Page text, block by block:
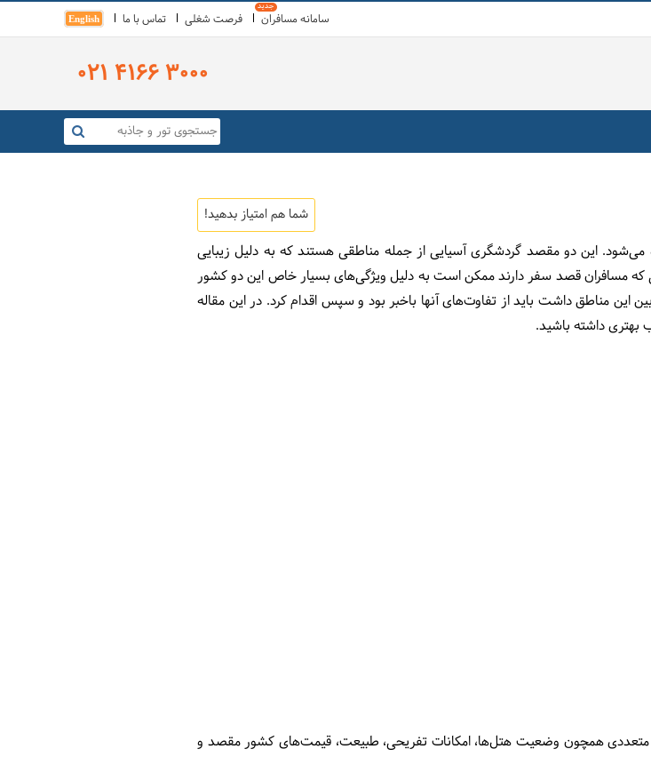
سامانه مسافران فرصت شغلی تماس با ما English
021 4166 3000
شما هم امتیاز بدهید!
می‌شود. این دو مقصد گردشگری آسیایی از جمله مناطقی هستند که به دلیل زیبایی
مسافران قصد سفر دارند ممکن است به دلیل ویژگی‌های بسیار خاص این دو کشور
این مناطق داشت باید از تفاوت‌های آنها باخبر بود و سپس اقدام کرد. در این مقاله
بهتری داشته باشید.
متعددی همچون وضعیت هتل‌ها، امکانات تفریحی، طبیعت، قیمت‌های کشور مقصد و